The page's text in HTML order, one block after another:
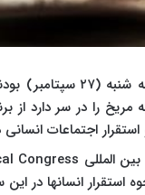
از مدتها پیش
مریخ را در سر دارد
اجتماعات
المللی Congress
استقرار انسانها در